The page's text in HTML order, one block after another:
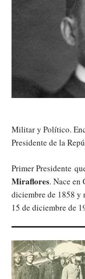
Militar y Político.
Presidente de la
Primer Presidente
Miraflores. Nace en
diciembre de 1858 y
15 de diciembre de